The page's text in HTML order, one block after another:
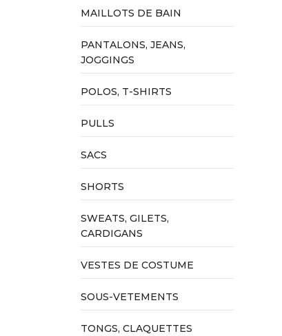
MAILLOTS DE BAIN
PANTALONS, JEANS,
JOGGINGS
POLOS, T-SHIRTS
PULLS
SACS
SHORTS
SWEATS, GILETS,
CARDIGANS
VESTES DE COSTUME
SOUS-VETEMENTS
TONGS, CLAQUETTES